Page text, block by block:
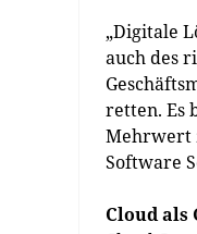
„Digitale
auch des
retten. Es
Mehrwert
Software
Cloud als